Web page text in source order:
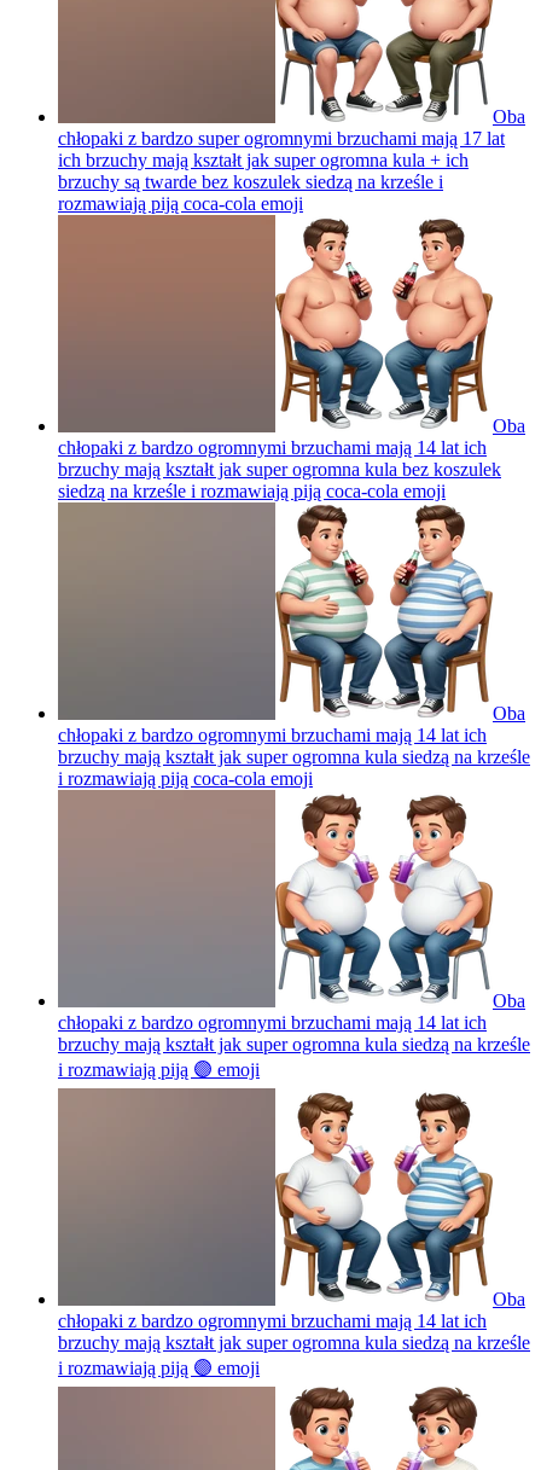
Oba
chłopaki z bardzo super ogromnymi brzuchami mają 17 lat
ich brzuchy mają kształt jak super ogromna kula + ich
brzuchy są twarde bez koszulek siedzą na krześle i
rozmawiają piją coca-cola emoji
Oba
chłopaki z bardzo ogromnymi brzuchami mają 14 lat ich
brzuchy mają kształt jak super ogromna kula bez koszulek
siedzą na krześle i rozmawiają piją coca-cola emoji
Oba
chłopaki z bardzo ogromnymi brzuchami mają 14 lat ich
brzuchy mają kształt jak super ogromna kula siedzą na krześle
i rozmawiają piją coca-cola emoji
Oba
chłopaki z bardzo ogromnymi brzuchami mają 14 lat ich
brzuchy mają kształt jak super ogromna kula siedzą na krześle
i rozmawiają piją 🟣 emoji
Oba
chłopaki z bardzo ogromnymi brzuchami mają 14 lat ich
brzuchy mają kształt jak super ogromna kula siedzą na krześle
i rozmawiają piją 🟣 emoji